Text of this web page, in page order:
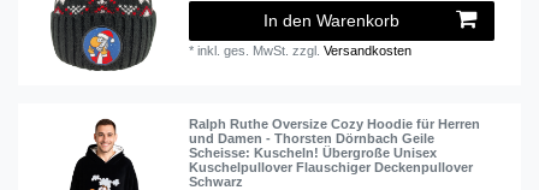
In den Warenkorb
*inkl. ges. MwSt. zzgl.Versandkosten
Ralph Ruthe Oversize Cozy Hoodie für Herren
und Damen - Thorsten Dörnbach Geile
Scheisse: Kuscheln! Übergroße Unisex
Kuschelpullover Flauschiger Deckenpullover
Schwarz